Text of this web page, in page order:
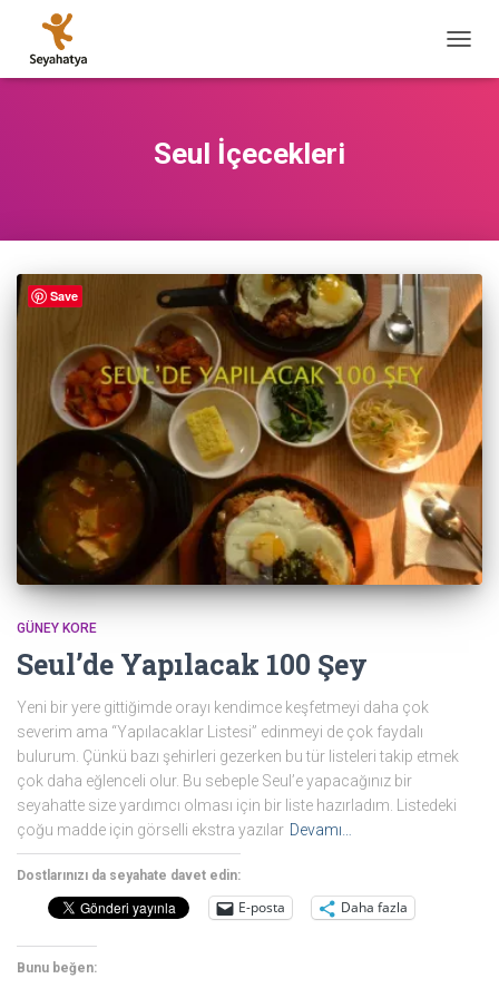
AÇ/
Seul İçecekleri
GÜNEY KORE
Seul’de Yapılacak 100 Şey
Yeni bir yere gittiğimde orayı kendimce keşfetmeyi daha çok
severim ama “Yapılacaklar Listesi” edinmeyi de çok faydalı
bulurum. Çünkü bazı şehirleri gezerken bu tür listeleri takip etmek
çok daha eğlenceli olur. Bu sebeple Seul’e yapacağınız bir
seyahatte size yardımcı olması için bir liste hazırladım. Listedeki
çoğu madde için görselli ekstra yazılar Devamı…
Dostlarınızı da seyahate davet edin:
E-posta Daha fazla
Bunu beğen:
Save